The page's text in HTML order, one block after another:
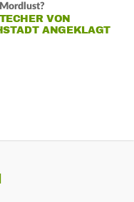
VON
ANGEKLAGT